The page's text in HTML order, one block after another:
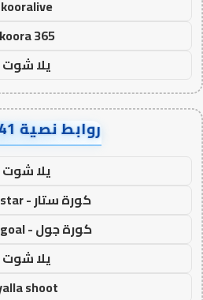
kooralive
koora 365
يلا شوت
روابط نصية AA90141
يلا شوت
كورة ستار - koora-star
كورة جول - koora-goal
يلا شوت
shoot